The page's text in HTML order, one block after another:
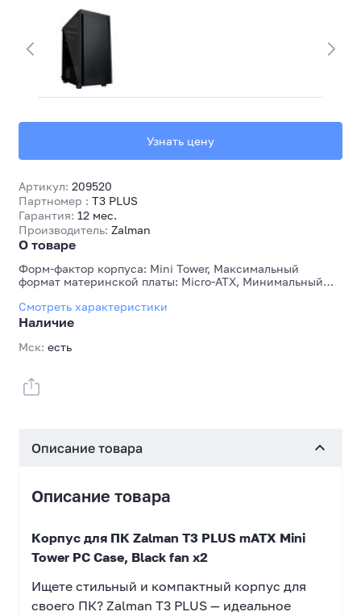
Артикул: 209520
Партномер : T3 PLUS
Гарантия: 12 мес.
Производитель: Zalman
О товаре
Форм-фактор корпуса: Mini Tower, Максимальный
формат материнской платы: Micro-ATX, Минимальный
длина видеокарты, мм: 290 мм, Максимальная высота
кулера для CPU, мм: 150 мм, Количество слотов для карт
профиль (Full High), Основной цвет корпуса снаружи:
питания, мм: 140 мм
Смотреть характеристики
Наличие
Мск:есть
Узнать цену
Описание товара
Описание товара
Корпус для ПК Zalman T3 PLUS mATX Mini
Tower PC Case, Black fan x2
Ищете стильный и компактный корпус для
своего ПК? Zalman T3 PLUS — идеальное